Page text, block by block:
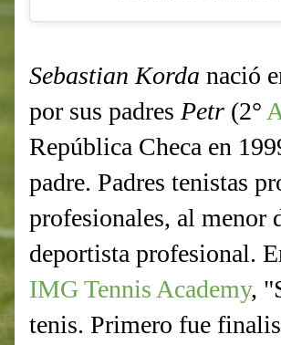
Sebastian Korda nació
por sus padres Petr (2°
República Checa en
padre. Padres tenistas
profesionales, al menor
deportista profesional.
IMG Tennis Academy,
tenis. Primero fue